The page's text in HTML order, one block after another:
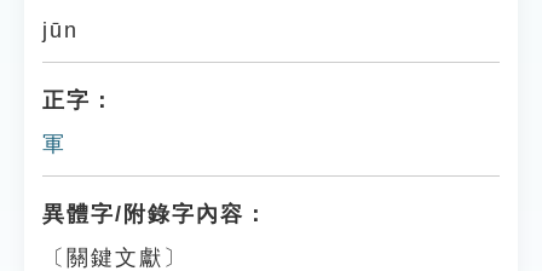
jūn
正字：
軍
異體字/附錄字內容：
〔關鍵文獻〕